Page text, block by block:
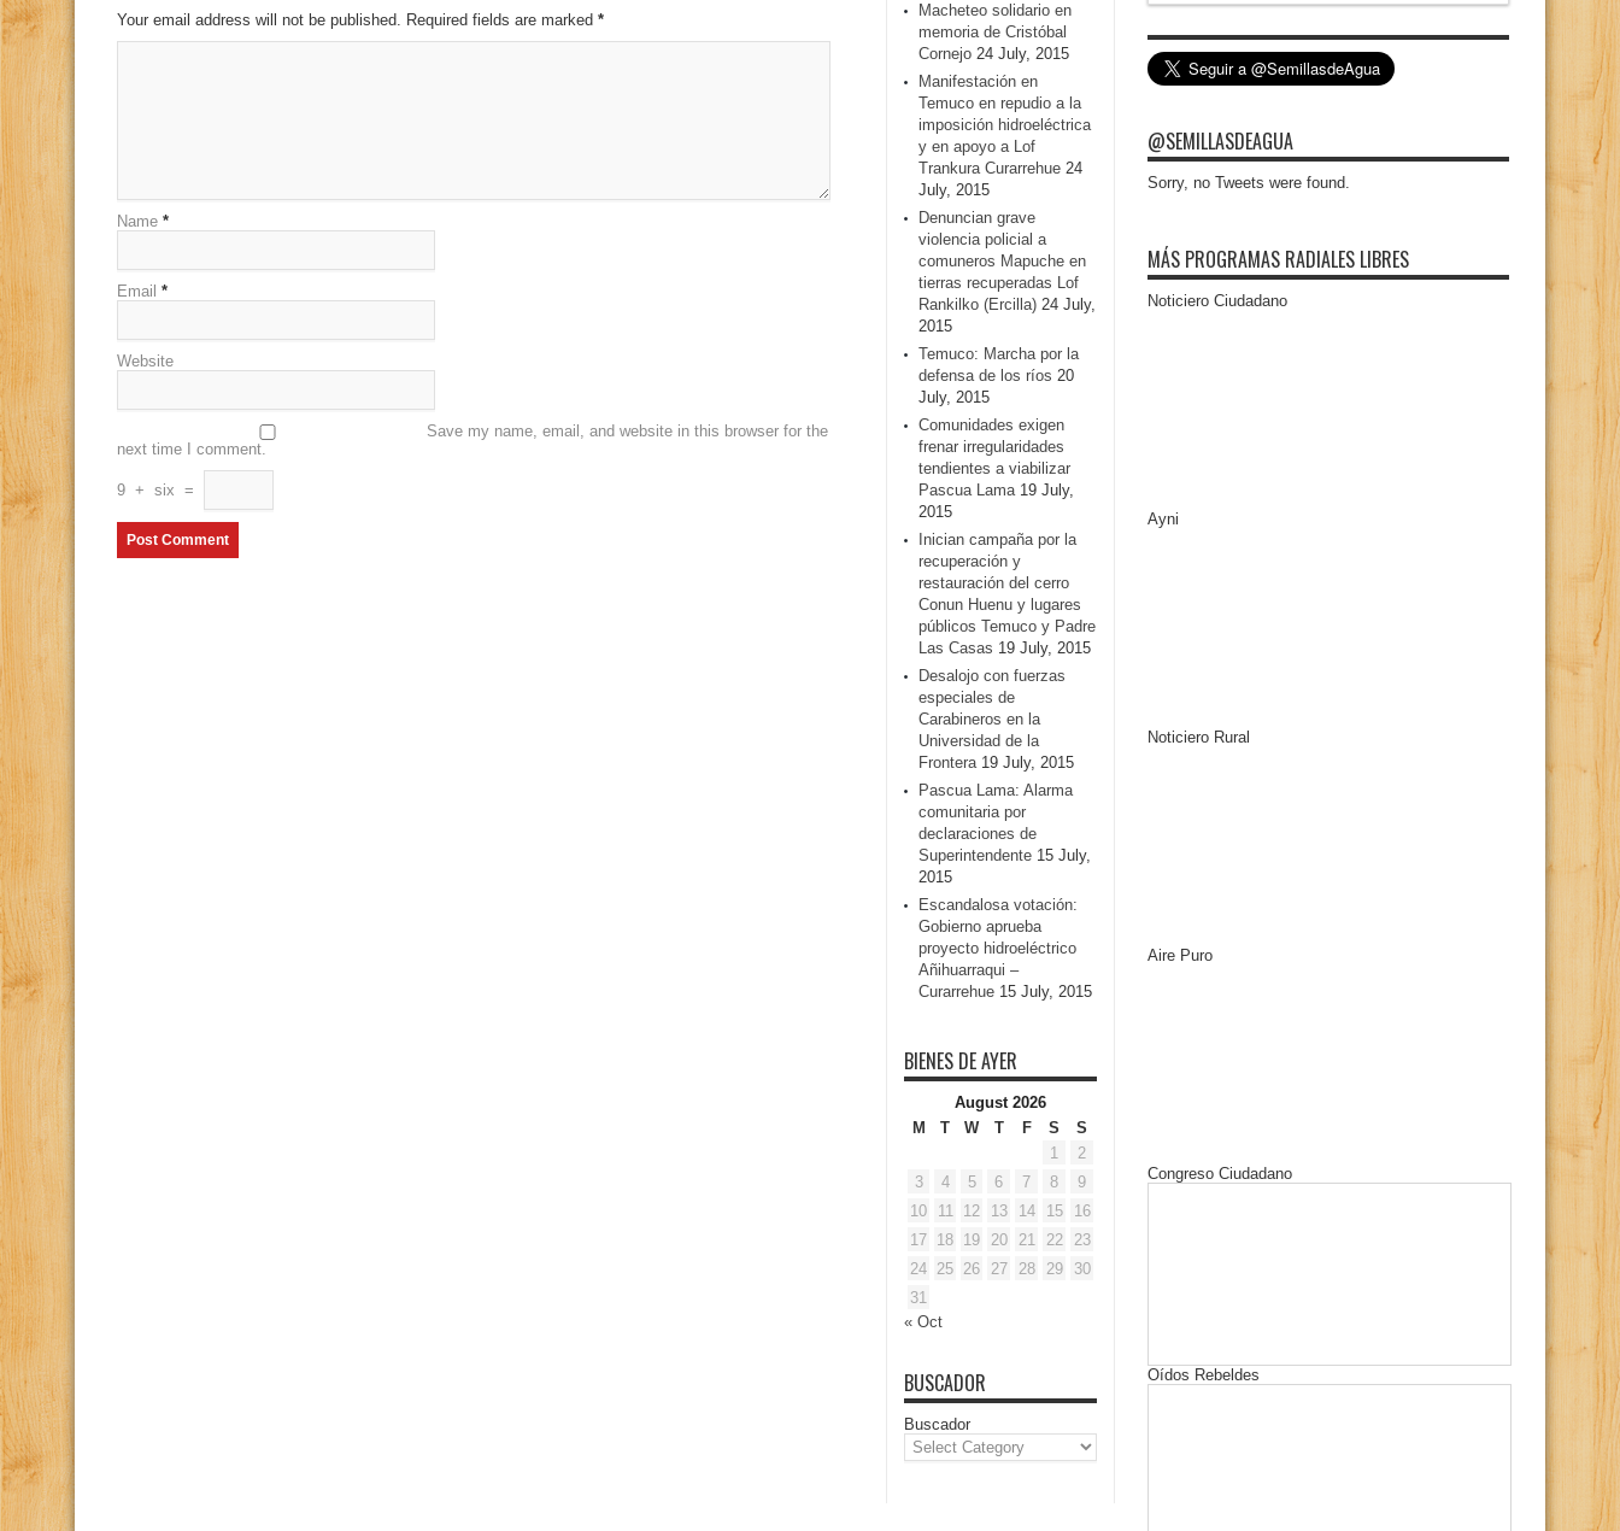
Your email address will not be published. Required fields are marked *
Name *
Email *
Website
Save my name, email, and website in this browser for the
next time I comment.
9 + six =
Macheteo solidario en
memoria de Cristóbal
Cornejo 24 July, 2015
Manifestación en
Temuco en repudio a la
imposición hidroeléctrica
y en apoyo a Lof
Trankura Curarrehue 24
July, 2015
Denuncian grave
violencia policial a
comuneros Mapuche en
tierras recuperadas Lof
Rankilko (Ercilla) 24 July,
2015
Temuco: Marcha por la
defensa de los ríos 20
July, 2015
Comunidades exigen
frenar irregularidades
tendientes a viabilizar
Pascua Lama 19 July,
2015
Inician campaña por la
recuperación y
restauración del cerro
Conun Huenu y lugares
públicos Temuco y Padre
Las Casas 19 July, 2015
Desalojo con fuerzas
especiales de
Carabineros en la
Universidad de la
Frontera 19 July, 2015
Pascua Lama: Alarma
comunitaria por
declaraciones de
Superintendente 15 July,
2015
Escandalosa votación:
Gobierno aprueba
proyecto hidroeléctrico
Añihuarraqui –
Curarrehue 15 July, 2015
BIENES DE AYER
August 2026
M
T W T F S
S
1
2
3
4 5 6 7 8
9
10
11 12 13 14 15
16
17 18 19 20 21 22
23
24 25 26 27 28 29
30
31
« Oct
BUSCADOR
Buscador
@SEMILLASDEAGUA
Sorry, no Tweets were found.
MÁS PROGRAMAS RADIALES LIBRES
Noticiero Ciudadano
Ayni
Noticiero Rural
Aire Puro
Congreso Ciudadano
Oídos Rebeldes